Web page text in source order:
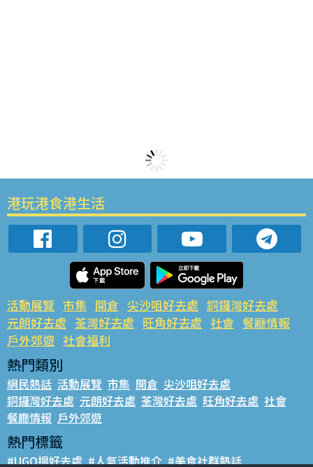
港玩港食港生活
活動展覽 市集 開倉 尖沙咀好去處 銅鑼灣好去處
元朗好去處 荃灣好去處 旺角好去處 社會 餐廳情報
戶外郊遊 社會福利
熱門類別
網民熱話 活動展覽 市集 開倉 尖沙咀好去處
銅鑼灣好去處 元朗好去處 荃灣好去處 旺角好去處 社會
餐廳情報 戶外郊遊
熱門標籤
#UGO搵好去處 #人氣活動推介 #美食社群熱話